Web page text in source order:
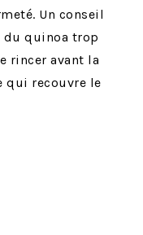
Un conseil
quinoa trop
rincer avant la
qui recouvre le